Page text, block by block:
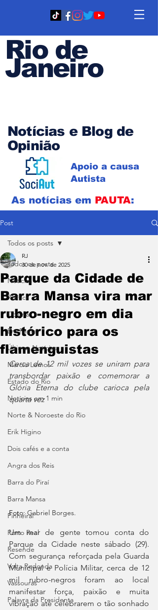
Rio de
Janeiro
Notícias e Blog de
Opinião
Apoio a causa
Autista
As notícias em PAUTA:
Post
Todos os posts
Notícias
Política
Coluna
Em Pauta
Últimas Notícias
Márcio Lemos
Estado do Rio
Notícias em 1 min
Norte & Noroeste do Rio
Erik Higino
Dois cafés e a conta
Angra dos Reis
Barra do Piraí
Barra Mansa
Pinheiral
Porto Real
Resende
Volta Redonda
Vassouras
Palavra da Presidenta
Todos os posts
Parque da Cidade de
Barra Mansa vira mar
rubro-negro em dia
histórico para os
flamenguistas
RJ
30 de nov. de 2025
Cerca de 12 mil vozes se uniram para
transbordar paixão e comemorar a
Glória Eterna do clube carioca pela
quarta vez
Foto: Gabriel Borges.
Um mar de gente tomou conta do
Parque da Cidade neste sábado (29).
Com segurança reforçada pela Guarda
Municipal e Polícia Militar, cerca de 12
mil rubro-negros foram ao local
manifestar força, paixão e muita
vibração até celebrarem o tão sonhado